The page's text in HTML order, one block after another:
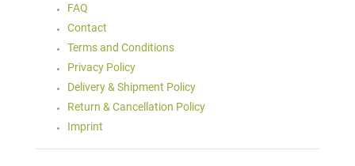
FAQ
Contact
Terms and Conditions
Privacy Policy
Delivery & Shipment Policy
Return & Cancellation Policy
Imprint